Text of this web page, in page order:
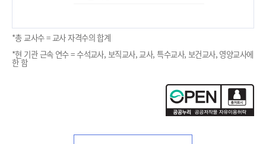
*총 교사수 = 교사 자격수의 합계
*현 기관 근속 연수 = 수석교사, 보직교사, 교사, 특수교사, 보건교사, 영양교사에
한 함